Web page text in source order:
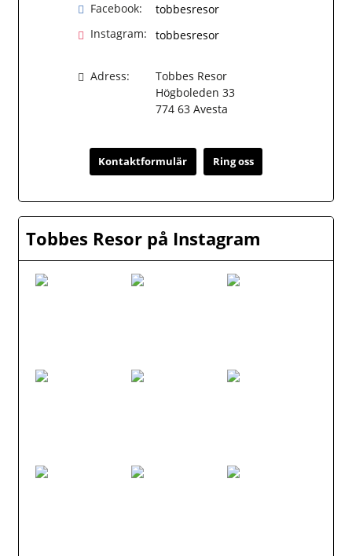
Facebook:
tobbesresor
Instagram:
tobbesresor
Adress:
Tobbes Resor
Högboleden 33
774 63 Avesta
Kontaktformulär Ring oss
Tobbes Resor på Instagram